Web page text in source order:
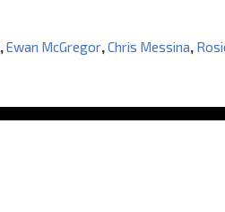
,Ewan McGregor,Chris Messina,